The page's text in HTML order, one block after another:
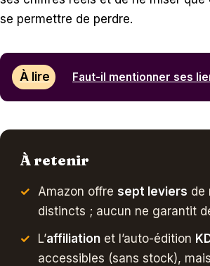
se permettre de perdre.
À lire Faut-il mentionner ses
À retenir
Amazon offre sept leviers de
distincts ; aucun ne garantit
L’affiliation et l’auto-édition
accessibles (sans stock),